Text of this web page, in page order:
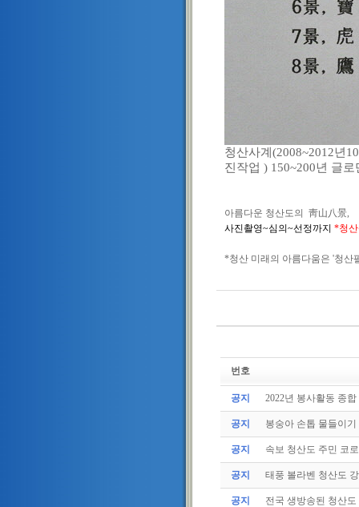
청산사계(2008~2012년
진작업 ) 150~200년 글
아름다운 청산도의 靑山八景,
사진촬영~심의~선정까지 *청
*청산 미래의 아름다움은 '청산
번호
공지 2022년 봉사활동 종합
공지 봉숭아 손톱 물들이기
공지 속보 청산도 주민 코
공지 태풍 볼라벤 청산도
공지 전국 생방송된 청산